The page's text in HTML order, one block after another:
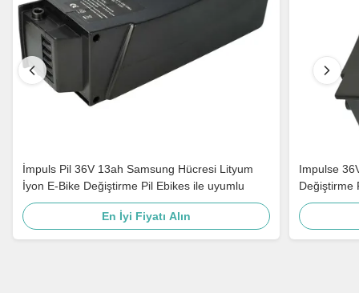
İmpuls Pil 36V 13ah Samsung Hücresi Lityum
İyon E-Bike Değiştirme Pil Ebikes ile uyumlu
En İyi Fiyatı Alın
Impulse
Değiştirme
Bataryası